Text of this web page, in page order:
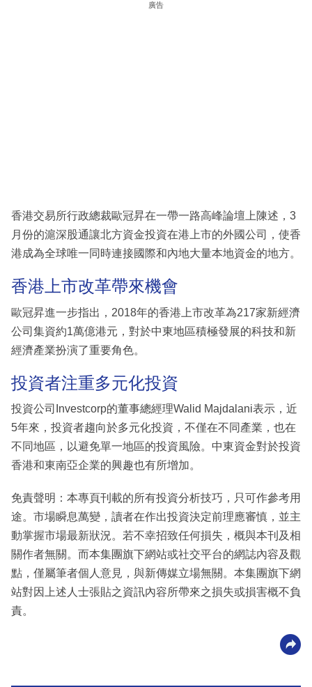
區
廣告
香港交易所行政總裁歐冠昇在一帶一路高峰論壇上陳述，3
月份的滬深股通讓北方資金投資在港上市的外國公司，使香
港成為全球唯一同時連接國際和內地大量本地資金的地方。
香港上市改革帶來機會
歐冠昇進一步指出，2018年的香港上市改革為217家新經濟
公司集資約1萬億港元，對於中東地區積極發展的科技和新
經濟產業扮演了重要角色。
投資者注重多元化投資
投資公司Investcorp的董事總經理Walid Majdalani表示，近
5年來，投資者趨向於多元化投資，不僅在不同產業，也在
不同地區，以避免單一地區的投資風險。中東資金對於投資
香港和東南亞企業的興趣也有所增加。
免責聲明：本專頁刊載的所有投資分析技巧，只可作參考用
途。市場瞬息萬變，讀者在作出投資決定前理應審慎，並主
動掌握市場最新狀況。若不幸招致任何損失，概與本刊及相
關作者無關。而本集團旗下網站或社交平台的網誌內容及觀
點，僅屬筆者個人意見，與新傳媒立場無關。本集團旗下網
站對因上述人士張貼之資訊內容所帶來之損失或損害概不負
責。